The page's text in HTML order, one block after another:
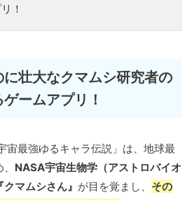
！
壮大なクマムシ研究者の
ームアプリ！
宙最強ゆるキャラ伝説」は、地球最
NASA宇宙生物学（アストロバイオ
マムシさん』 が目を覚まし、 その